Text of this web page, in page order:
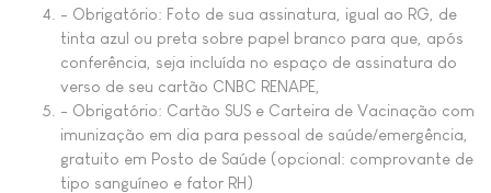
- Obrigatório: Foto de sua assinatura, igual ao RG, de
tinta azul ou preta sobre papel branco para que, após
conferência, seja incluída no espaço de assinatura do
verso de seu cartão CNBC RENAPE,
- Obrigatório: Cartão SUS e Carteira de Vacinação com
imunização em dia para pessoal de saúde/emergência,
gratuito em Posto de Saúde (opcional: comprovante de
tipo sanguíneo e fator RH)